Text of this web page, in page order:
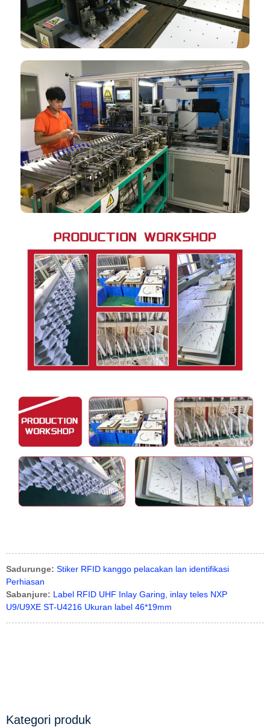
Sadurunge: Stiker RFID kanggo pelacakan lan identifikasi
Perhiasan
Sabanjure: Label RFID UHF Inlay Garing, inlay teles NXP
U9/U9XE ST-U4216 Ukuran label 46*19mm
Kategori produk